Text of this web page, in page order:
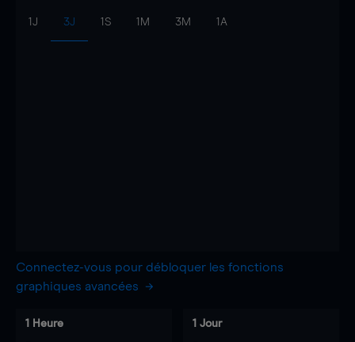
1J 3J 1S 1M 3M 1A
Connectez-vous pour débloquer les fonctions
graphiques avancées
1 Heure 1 Jour